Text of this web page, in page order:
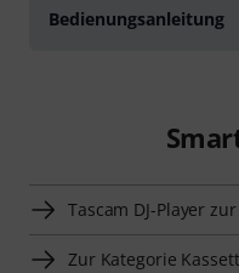
Bedienungsanleitung
Tascam DJ-Player
Zur Kategorie